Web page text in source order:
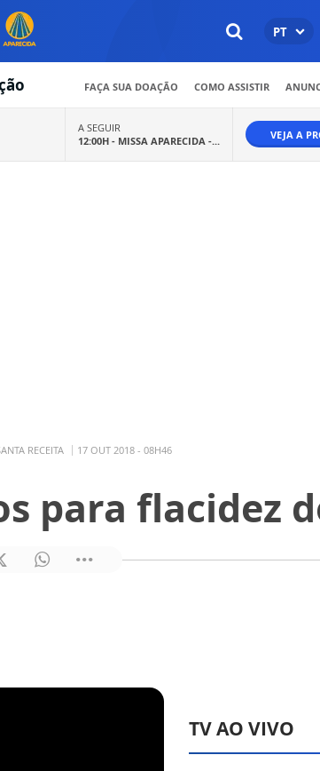
PT
FAÇA SUA DOAÇÃO COMO ASSISTIR
A SEGUIR
12:00H - MISSA APARECIDA -... VEJA A
RECEITA 17 OUT 2018 - 08H46
para flacidez
TV AO VIVO